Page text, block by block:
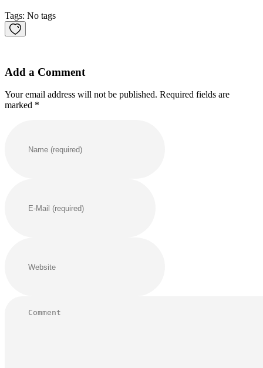
Tags: No tags
Add a Comment
Your email address will not be published. Required fields are
marked *